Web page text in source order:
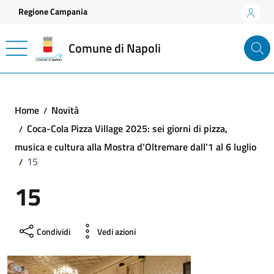
Vai ai contenuti
Vai al footer
Regione Campania
Comune di Napoli
Home
Novità
Coca-Cola Pizza Village 2025: sei giorni di pizza,
musica e cultura alla Mostra d’Oltremare dall’1 al 6 luglio
15
15
Condividi Vedi azioni